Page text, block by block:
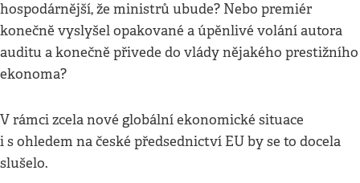
hospodárnější, že ministrů ubude? Nebo premiér
konečně vyslyšel opakované a úpěnlivé volání autora
auditu a konečně přivede do vlády nějakého prestižního
ekonoma?
V rámci zcela nové globální ekonomické situace
i s ohledem na české předsednictví EU by se to docela
slušelo.